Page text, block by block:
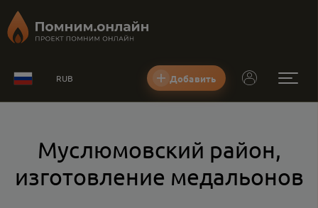
RUB Добавить
Муслюмовский район,
изготовление медальонов